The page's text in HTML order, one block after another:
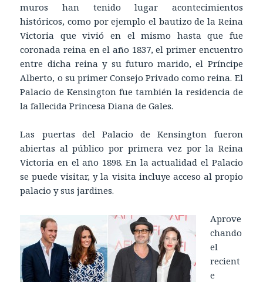
muros han tenido lugar acontecimientos
históricos, como por ejemplo el bautizo de la Reina
Victoria que vivió en el mismo hasta que fue
coronada reina en el año 1837, el primer encuentro
entre dicha reina y su futuro marido, el Príncipe
Alberto, o su primer Consejo Privado como reina. El
Palacio de Kensington fue también la residencia de
la fallecida Princesa Diana de Gales.
Las puertas del Palacio de Kensington fueron
abiertas al público por primera vez por la Reina
Victoria en el año 1898. En la actualidad el Palacio
se puede visitar, y la visita incluye acceso al propio
palacio y sus jardines.
Aprove
chando
el
recient
e